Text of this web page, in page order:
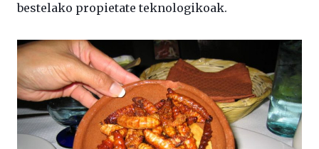
bestelako propietate teknologikoak.